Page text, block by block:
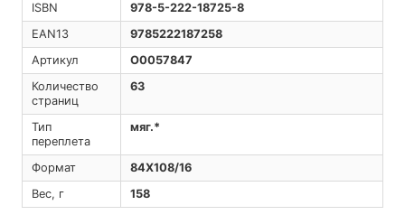
ISBN
978-5-222-18725-8
EAN13
9785222187258
Артикул
O0057847
Количество
страниц
63
Тип
переплета
мяг.*
Формат
84Х108/16
Вес, г
158